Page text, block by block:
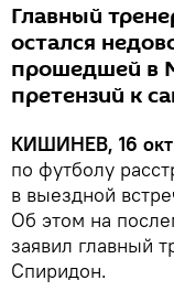
Главный
остался
прошедшей в
претензий к
КИШИНЕВ, 16
по футболу
в выездной
Об этом на
заявил главный
Спиридон.